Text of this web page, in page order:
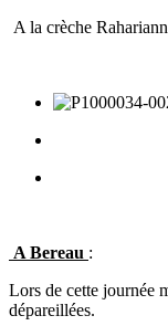
A la crèche
A Bereau :
Lors de cette journée
dépareillées.